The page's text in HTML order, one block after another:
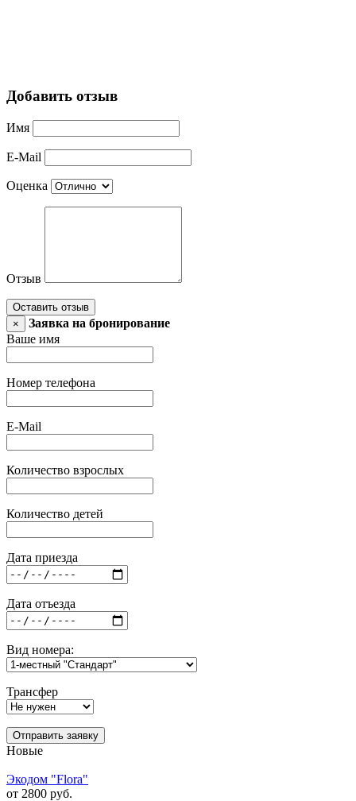
Добавить отзыв
Имя
E-Mail
Оценка
Отзыв
Оставить отзыв
×
Заявка на бронирование
Ваше имя
Номер телефона
E-Mail
Количество взрослых
Количество детей
Дата приезда
Дата отъезда
Вид номера:
Трансфер
Отправить заявку
Новые
Экодом "Flora"
от 2800 руб.